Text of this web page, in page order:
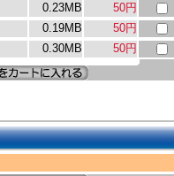
0.23MB
50円
0.19MB
50円
0.30MB 50円